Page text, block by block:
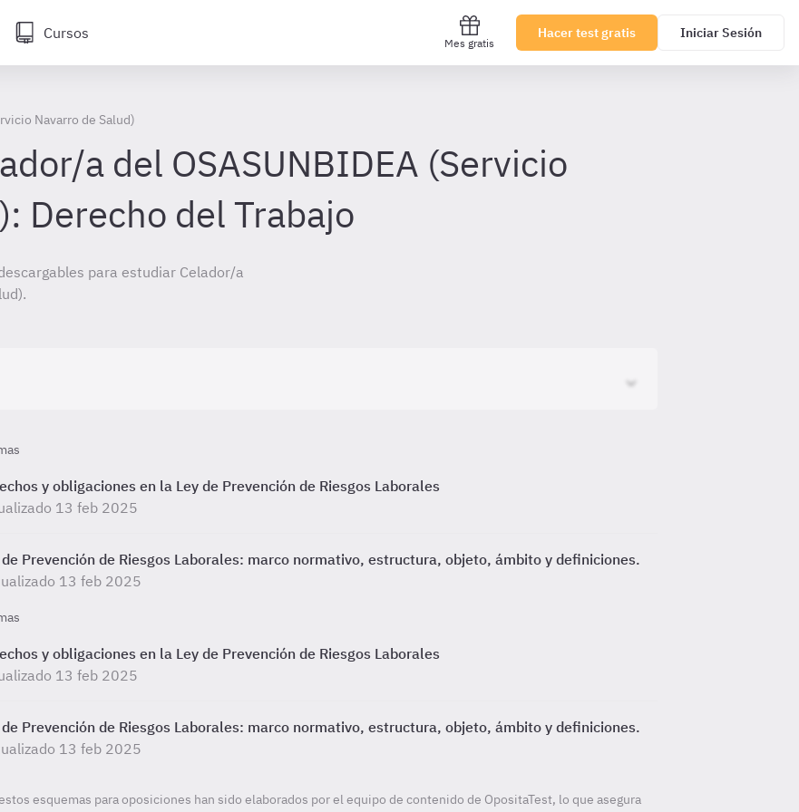
Cursos
Mes gratis
Hacer test gratis Iniciar Sesión
Navarro de Salud)
a del OSASUNBIDEA (Servicio
Derecho del Trabajo
para estudiar Celador/a
y obligaciones en la Ley de Prevención de Riesgos Laborales
13 feb 2025
de Prevención de Riesgos Laborales: marco normativo, estructura, objeto, ámbito y definiciones.
13 feb 2025
y obligaciones en la Ley de Prevención de Riesgos Laborales
13 feb 2025
de Prevención de Riesgos Laborales: marco normativo, estructura, objeto, ámbito y definiciones.
13 feb 2025
esquemas para oposiciones han sido elaborados por el equipo de contenido de OpositaTest, lo que asegura